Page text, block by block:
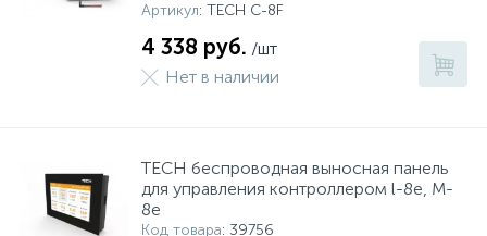
Артикул: TECH С-8F
4 338 руб. /шт
Нет в наличии
TECH беспроводная выносная панель
для управления контроллером l-8e, M-
8e
Код товара: 39756